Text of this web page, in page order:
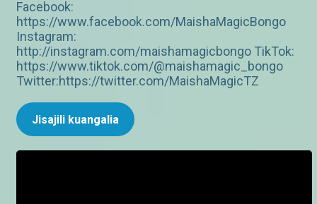
Facebook:
https://www.facebook.com/MaishaMagicBongo
Instagram:
http://instagram.com/maishamagicbongo TikTok:
https://www.tiktok.com/@maishamagic_bongo
Twitter:https://twitter.com/MaishaMagicTZ
Jisajili kuangalia